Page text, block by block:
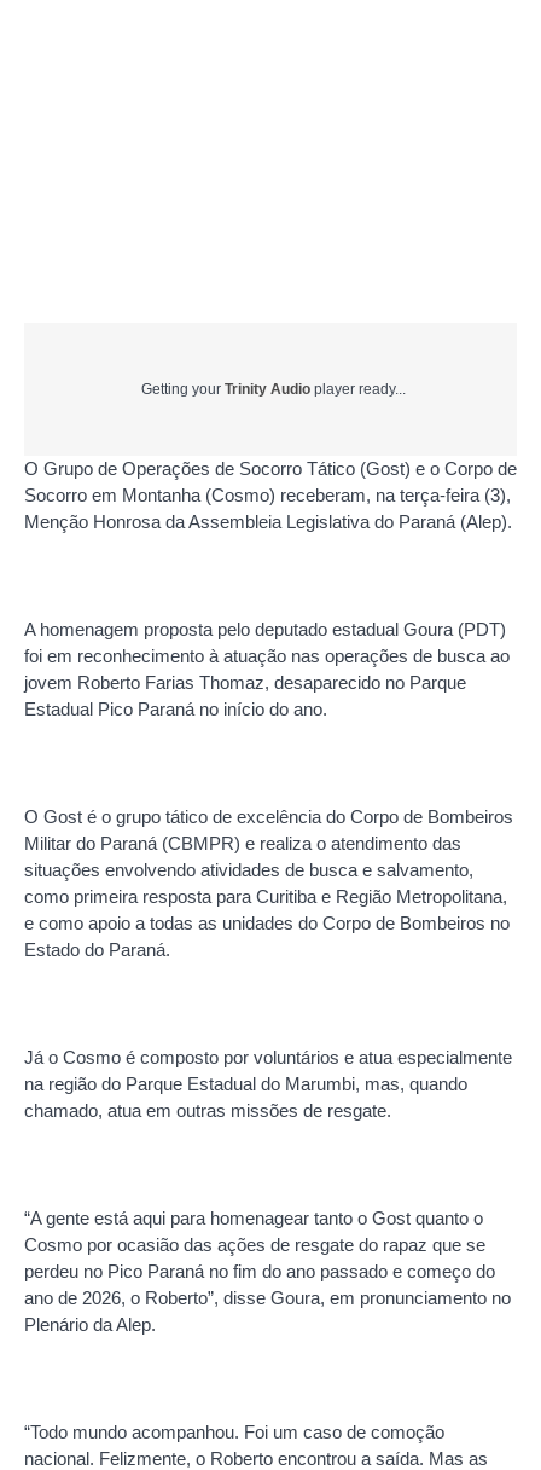
Getting your Trinity Audio player ready...
O Grupo de Operações de Socorro Tático (Gost) e o Corpo de
Socorro em Montanha (Cosmo) receberam, na terça-feira (3),
Menção Honrosa da Assembleia Legislativa do Paraná (Alep).
A homenagem proposta pelo deputado estadual Goura (PDT)
foi em reconhecimento à atuação nas operações de busca ao
jovem Roberto Farias Thomaz, desaparecido no Parque
Estadual Pico Paraná no início do ano.
O Gost é o grupo tático de excelência do Corpo de Bombeiros
Militar do Paraná (CBMPR) e realiza o atendimento das
situações envolvendo atividades de busca e salvamento,
como primeira resposta para Curitiba e Região Metropolitana,
e como apoio a todas as unidades do Corpo de Bombeiros no
Estado do Paraná.
Já o Cosmo é composto por voluntários e atua especialmente
na região do Parque Estadual do Marumbi, mas, quando
chamado, atua em outras missões de resgate.
“A gente está aqui para homenagear tanto o Gost quanto o
Cosmo por ocasião das ações de resgate do rapaz que se
perdeu no Pico Paraná no fim do ano passado e começo do
ano de 2026, o Roberto”, disse Goura, em pronunciamento no
Plenário da Alep.
“Todo mundo acompanhou. Foi um caso de comoção
nacional. Felizmente, o Roberto encontrou a saída. Mas as